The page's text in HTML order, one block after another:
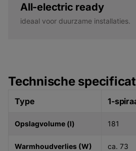
All-electric ready
ideaal voor duurzame installaties.
Technische
Type 1-
Opslagvolume (l) 181
Warmhoudverlies (W) ca. 73